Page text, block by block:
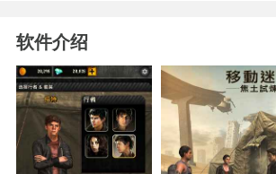
软件介绍